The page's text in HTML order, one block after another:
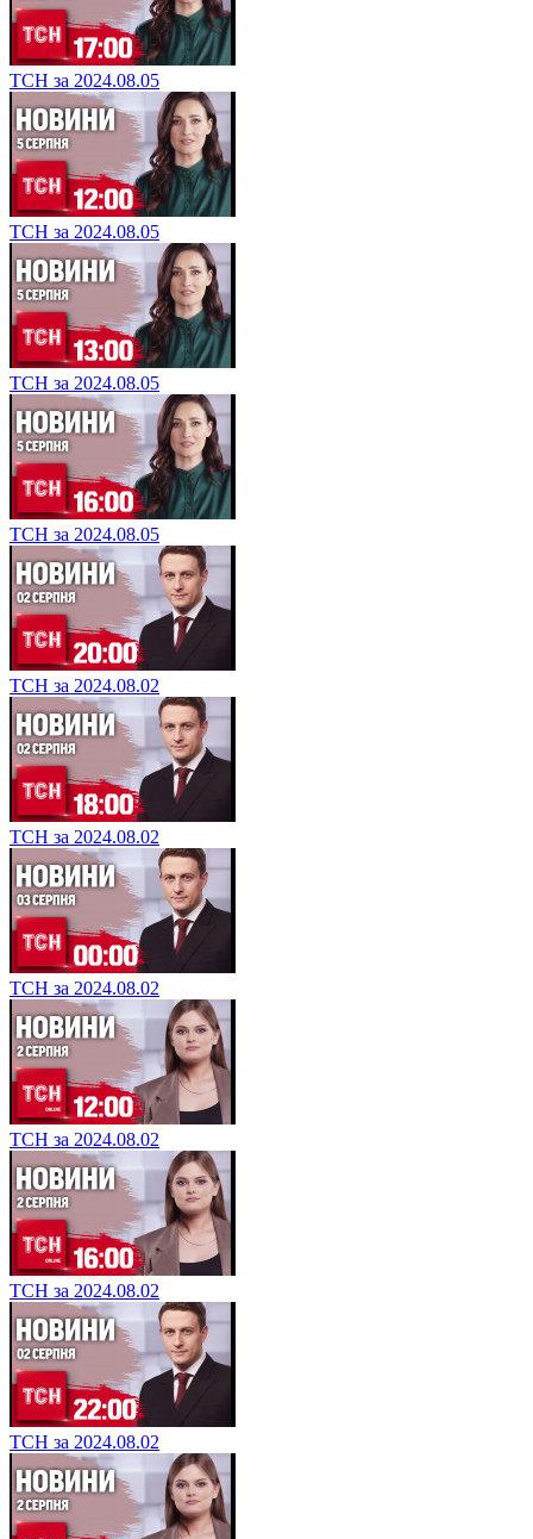
ТСН за 2024.08.05
ТСН за 2024.08.05
ТСН за 2024.08.05
ТСН за 2024.08.05
ТСН за 2024.08.02
ТСН за 2024.08.02
ТСН за 2024.08.02
ТСН за 2024.08.02
ТСН за 2024.08.02
ТСН за 2024.08.02